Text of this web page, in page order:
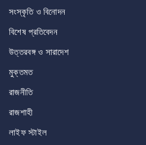
সংস্কৃতি ও বিনোদন
বিশেষ প্রতিবেদন
উত্তরবঙ্গ ও সারাদেশ
মুক্তমত
রাজনীতি
রাজশাহী
লাইফ স্টাইল